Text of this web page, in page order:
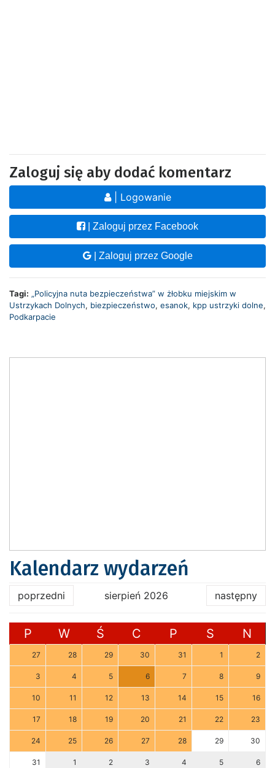
Zaloguj się aby dodać komentarz
| Logowanie
| Zaloguj przez Facebook
| Zaloguj przez Google
Tagi: „Policyjna nuta bezpieczeństwa” w żłobku miejskim w
Ustrzykach Dolnych, biezpieczeństwo, esanok, kpp ustrzyki dolne,
Podkarpacie
Kalendarz wydarzeń
poprzedni sierpień 2026 następny
P W Ś C P S N
27 28 29 30 31 1 2
3 4 5 6 7 8 9
10 11 12 13 14 15 16
17 18 19 20 21 22 23
24 25 26 27 28 29 30
31 1 2 3 4 5 6